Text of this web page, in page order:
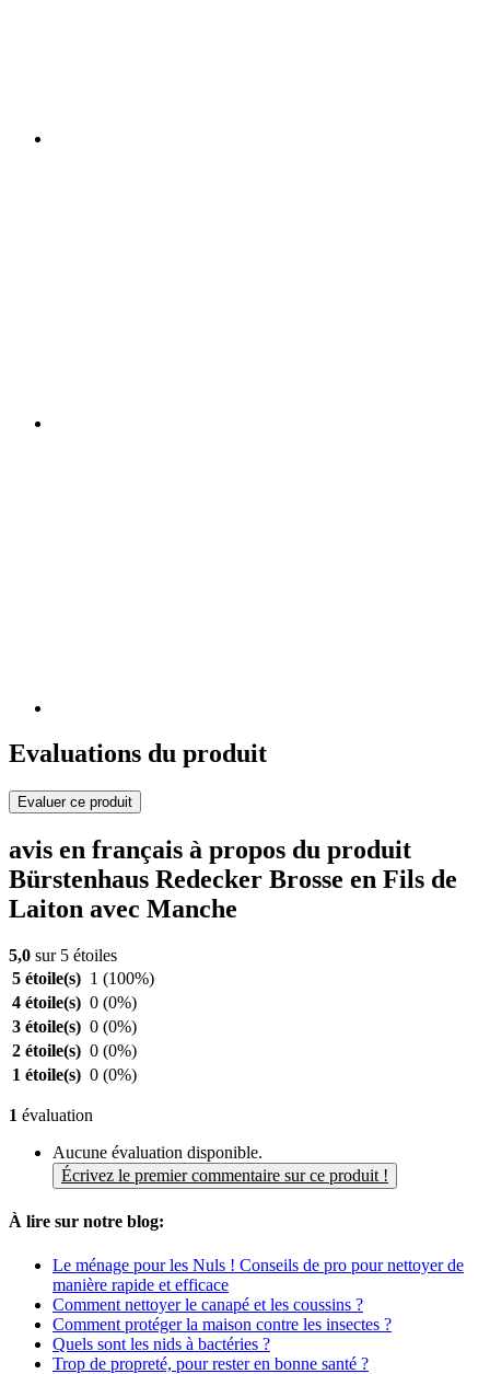
Evaluations du produit
Evaluer ce produit
avis en français à propos du produit
Bürstenhaus Redecker Brosse en Fils de
Laiton avec Manche
5,0 sur 5 étoiles
5 étoile(s) 1 (100%)
4 étoile(s) 0 (0%)
3 étoile(s) 0 (0%)
2 étoile(s) 0 (0%)
1 étoile(s) 0 (0%)
1 évaluation
Aucune évaluation disponible.
Écrivez le premier commentaire sur ce produit !
À lire sur notre blog:
Le ménage pour les Nuls ! Conseils de pro pour nettoyer de
manière rapide et efficace
Comment nettoyer le canapé et les coussins ?
Comment protéger la maison contre les insectes ?
Quels sont les nids à bactéries ?
Trop de propreté, pour rester en bonne santé ?